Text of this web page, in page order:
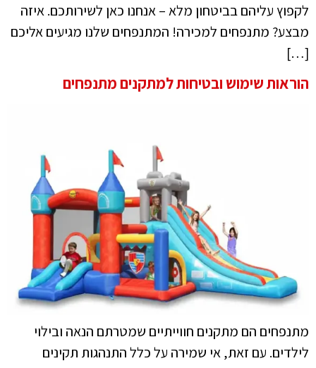
לקפוץ עליהם בביטחון מלא – אנחנו כאן לשירותכם. איזה
מבצע? מתנפחים למכירה! המתנפחים שלנו מגיעים אליכם
[…]
הוראות שימוש ובטיחות למתקנים מתנפחים
מתנפחים הם מתקנים חווייתיים שמטרתם הנאה ובילוי
לילדים. עם זאת, אי שמירה על כלל התנהגות תקינים